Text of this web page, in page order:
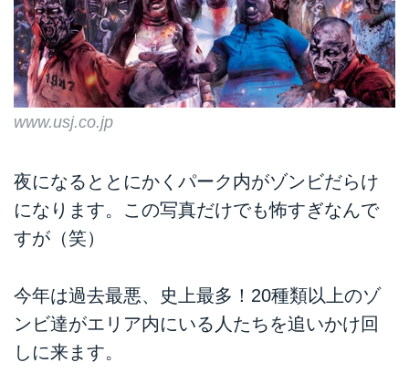
www.usj.co.jp
夜になるととにかくパーク内がゾンビだらけ
になります。この写真だけでも怖すぎなんで
すが（笑）
今年は過去最悪、史上最多！20種類以上のゾ
ンビ達がエリア内にいる人たちを追いかけ回
しに来ます。